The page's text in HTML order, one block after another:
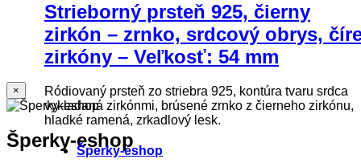
Strieborný prsteň 925, čierny
zirkón – zrnko, srdcový obrys,
zirkóny – Veľkosť: 54 mm
Ródiovaný prsteň zo striebra 925, kontúra tvaru srdca
vykladaná zirkónmi, brúsené zrnko z čierneho zirkónu,
hladké ramená, zrkadlový lesk.
Šperky-eshop
×
Šperky-eshop